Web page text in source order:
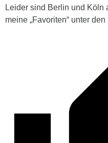
Leider sind Berlin und Köln
meine „Favoriten“ unter